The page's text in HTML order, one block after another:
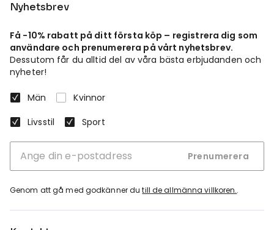
Nyhetsbrev
Få -10% rabatt på ditt första köp – registrera dig som
användare och prenumerera på vårt nyhetsbrev.
Dessutom får du alltid del av våra bästa erbjudanden och
nyheter!
Män
Kvinnor
Livsstil
Sport
Prenumerera
Genom att gå med godkänner dutill de allmänna villkoren..